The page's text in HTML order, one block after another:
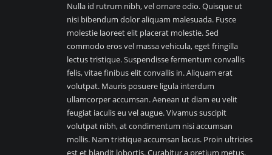
Nulla id rutrum nibh, vel ornare odio. Quisque ut
nisi bibendum dolor aliquam malesuada. Fusce
molestie laoreet elit placerat molestie. Sed
commodo eros vel massa vehicula, eget fringilla
lectus tristique. Suspendisse fermentum convallis
felis, vitae finibus elit convallis in. Aliquam erat
volutpat. Mauris posuere ligula interdum
ullamcorper accumsan. Aenean ut diam eu velit
feugiat iaculis eu vel augue. Vivamus suscipit
volutpat nibh, at condimentum nisi accumsan
mollis. Nam tristique accumsan lacus. Proin ultricies
est et blandit lobortis. Curabitur a pretium metus,